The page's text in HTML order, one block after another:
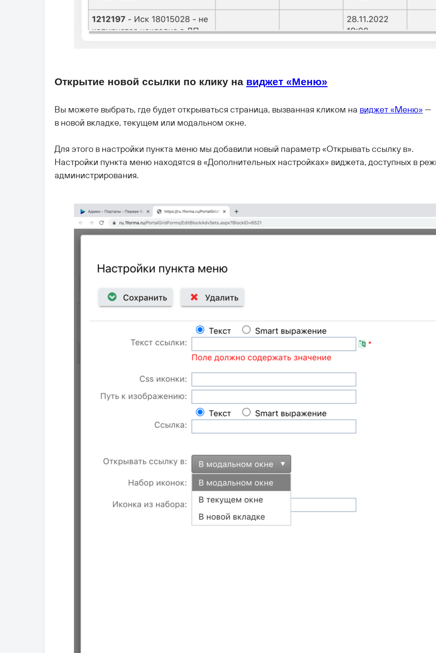
Открытие новой ссылки по клику на виджет «Меню»
Вы можете выбрать, где будет открываться страница, вызванная кликом на виджет «Меню» —
в новой вкладке, текущем или модальном окне.
Для этого в настройки пункта меню мы добавили новый параметр «Открывать ссылку в».
Настройки пункта меню находятся в «Дополнительных настройках» виджета, доступных в
администрирования.